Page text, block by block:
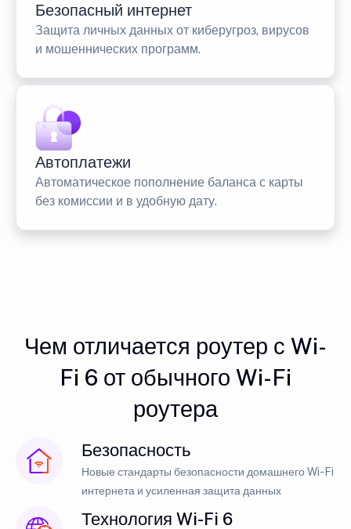
Безопасный интернет
Защита личных данных от киберугроз, вирусов
и мошеннических программ.
Автоплатежи
Автоматическое пополнение баланса с карты
без комиссии и в удобную дату.
Чем отличается роутер с Wi-
Fi 6 от обычного Wi-Fi
роутера
Безопасность
Новые стандарты безопасности домашнего Wi-Fi
интернета и усиленная защита данных
Технология Wi-Fi 6